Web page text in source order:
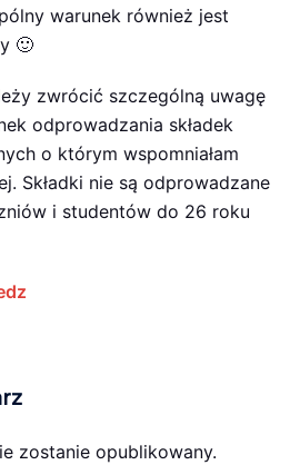
warunek również jest
🙂
zwrócić szczególną uwagę
odprowadzania składek
o którym wspomniałam
Składki nie są odprowadzane
i studentów do 26 roku
zostanie opublikowany.